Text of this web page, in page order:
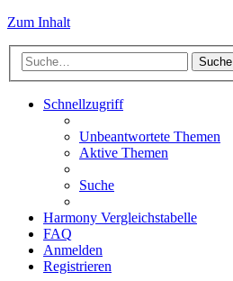
Zum Inhalt
Suche
Schnellzugriff
Unbeantwortete Themen
Aktive Themen
Suche
Harmony Vergleichstabelle
FAQ
Anmelden
Registrieren